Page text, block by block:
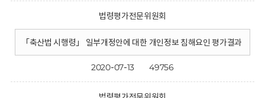
법령평가전문위원회
「축산법 시행령」 일부개정안에 대한 개인정보 침해요인 평가결과
2020-07-13 49756